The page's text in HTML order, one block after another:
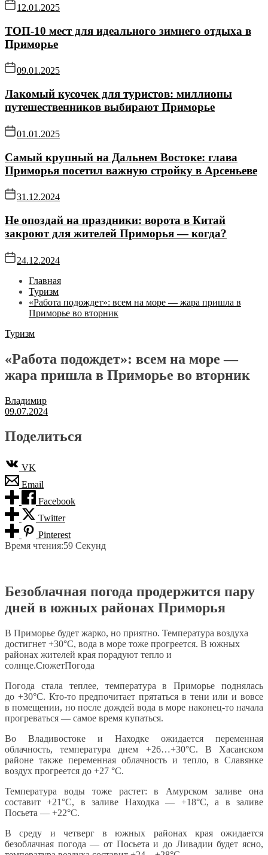
12.01.2025
ТОП-10 мест для идеального зимнего отдыха в
Приморье
09.01.2025
Лакомый кусочек для туристов: миллионы
путешественников выбирают Приморье
01.01.2025
Самый крупный на Дальнем Востоке: глава
Приморья посетил важную стройку в Арсеньеве
31.12.2024
Не опоздай на праздники: ворота в Китай
закроют для жителей Приморья — когда?
24.12.2024
Главная
Туризм
«Работа подождет»: всем на море — жара пришла в
Приморье во вторник
Туризм
«Работа подождет»: всем на море —
жара пришла в Приморье во вторник
Владимир
09.07.2024
Поделиться
VK
Email
Facebook
Twitter
Pinterest
Время чтения:59 Секунд
Безоблачная погода продержится пару
дней в южных районах Приморья
В Приморье будет жарко, но приятно. Температура воздуха
достигнет +30°С, вода в море тоже прогреется. В южных
районах жителей края порадуют тепло и
солнце.СюжетПогода
Погода стала теплее, температура в Приморье поднялась
до +30°С. Кто-то предпочитает прятаться в тени или и вовсе
в помещении, но после дождей вода в море наконец-то начала
прогреваться — самое время купаться.
Во Владивостоке и Находке ожидается переменная
облачность, температура днем +26…+30°С. В Хасанском
районе также переменная облачность и тепло, в Славянке
воздух прогреется до +27 °С.
Температура воды тоже растет: в Амурском заливе она
составит +21°C, в заливе Находка — +18°C, а в заливе
Посьета — +22°C.
В среду и четверг в южных районах края ожидается
безоблачная погода — от Посьета и до Ливадии будет ясно,